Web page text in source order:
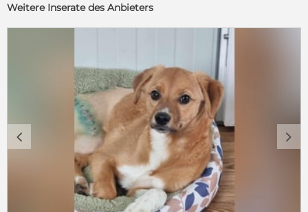
Weitere Inserate des Anbieters
c d